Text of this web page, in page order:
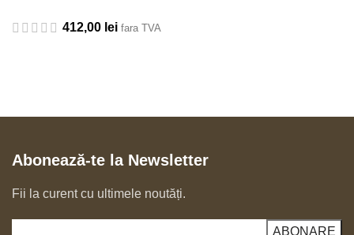
412,00 lei fara TVA
Abonează-te la Newsletter
Fii la curent cu ultimele noutăți.